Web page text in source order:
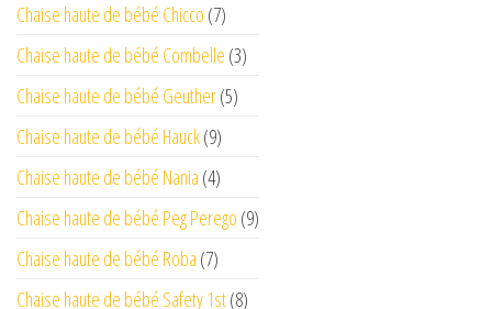
Chaise haute de bébé Chicco (7)
Chaise haute de bébé Combelle (3)
Chaise haute de bébé Geuther(5)
Chaise haute de bébé Hauck(9)
Chaise haute de bébé Nania (4)
Chaise haute de bébé Peg Perego (9)
Chaise haute de bébé Roba (7)
Chaise haute de bébé Safety 1st(8)